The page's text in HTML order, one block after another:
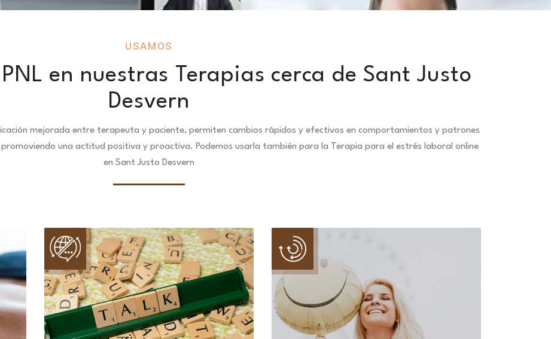
USAMOS
en nuestras Terapias cerca de Sant Justo
Desvern
mejorada entre terapeuta y paciente, permiten cambios rápidos y efectivos en comportamientos y patrones
promoviendo una actitud positiva y proactiva. Podemos usarla también para la Terapia para el estrés laboral online
en Sant Justo Desvern